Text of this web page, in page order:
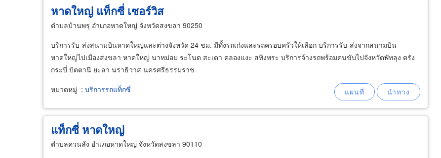
หาดใหญ่ แท็กซี่ เซอร์วิส
ตำบลบ้านพรุ อำเภอหาดใหญ่ จังหวัดสงขลา 90250
บริการรับ-ส่งสนามบินหาดใหญ่และต่างจังหวัด 24 ชม. มีทั้งรถเก๋งและรถครอบครัวให้เลือก บริการรับ-ส่งจากสนามบิน
หาดใหญ่ไปเมืองสงขลา หาดใหญ่ นาหม่อม ระโนด สะเดา คลองแงะ สทิงพระ บริการจ้างรถพร้อมคนขับไปจังหวัดพัทลุง ตรัง
กระบี่ ปัตตานี ยะลา นราธิวาส นครศรีธรรมราช
หมวดหมู่ : บริการรถแท็กซี่
แท็กซี่ หาดใหญ่
ตำบลควนลัง อำเภอหาดใหญ่ จังหวัดสงขลา 90110